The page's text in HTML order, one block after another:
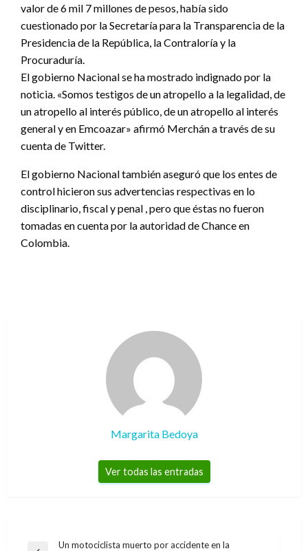
valor de 6 mil 7 millones de pesos, había sido
cuestionado por la Secretaría para la Transparencia de la
Presidencia de la República, la Contraloría y la
Procuraduría.
El gobierno Nacional se ha mostrado indignado por la
noticia. «Somos testigos de un atropello a la legalidad, de
un atropello al interés público, de un atropello al interés
general y en Emcoazar» afirmó Merchán a través de su
cuenta de Twitter.
El gobierno Nacional también aseguró que los entes de
control hicieron sus advertencias respectivas en lo
disciplinario, fiscal y penal , pero que éstas no fueron
tomadas en cuenta por la autoridad de Chance en
Colombia.
Margarita Bedoya
Ver todas las entradas
Navegación
Un motociclista muerto por accidente en la